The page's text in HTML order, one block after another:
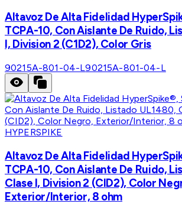
Altavoz De Alta Fidelidad
TCPA-10, Con Aislante De Ruido,
I, Division 2 (C1D2), Color Gris
90215A-801-04-L90215A-801-04-L
HYPERSPIKE
Altavoz De Alta Fidelidad
TCPA-10, Con Aislante De Ruido,
Clase I, Division 2 (CID2), Color
Exterior/Interior, 8 ohm